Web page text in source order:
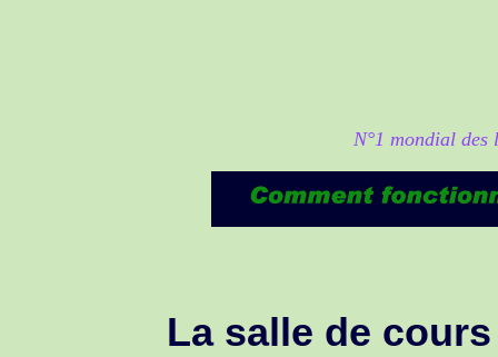
N°1 mondial des
La salle de cours